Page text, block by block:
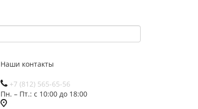
Наши контакты
+7 (812) 565-65-56
Пн. – Пт.: с 10:00 до 18:00